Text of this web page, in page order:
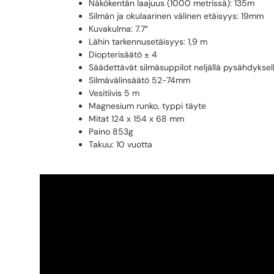
Näkökentän laajuus (1000 metrissä): 135m
Silmän ja okulaarinen välinen etäisyys: 19mm
Kuvakulma: 7.7°
Lähin tarkennusetäisyys: 1,9 m
Diopterisäätö ± 4
Säädettävät silmäsuppilot neljällä
Silmävälinsäätö 52-74mm
Vesitiivis 5 m
Magnesium runko, typpi täyte
Mitat 124 x 154 x 68 mm
Paino 853g
Takuu: 10 vuotta